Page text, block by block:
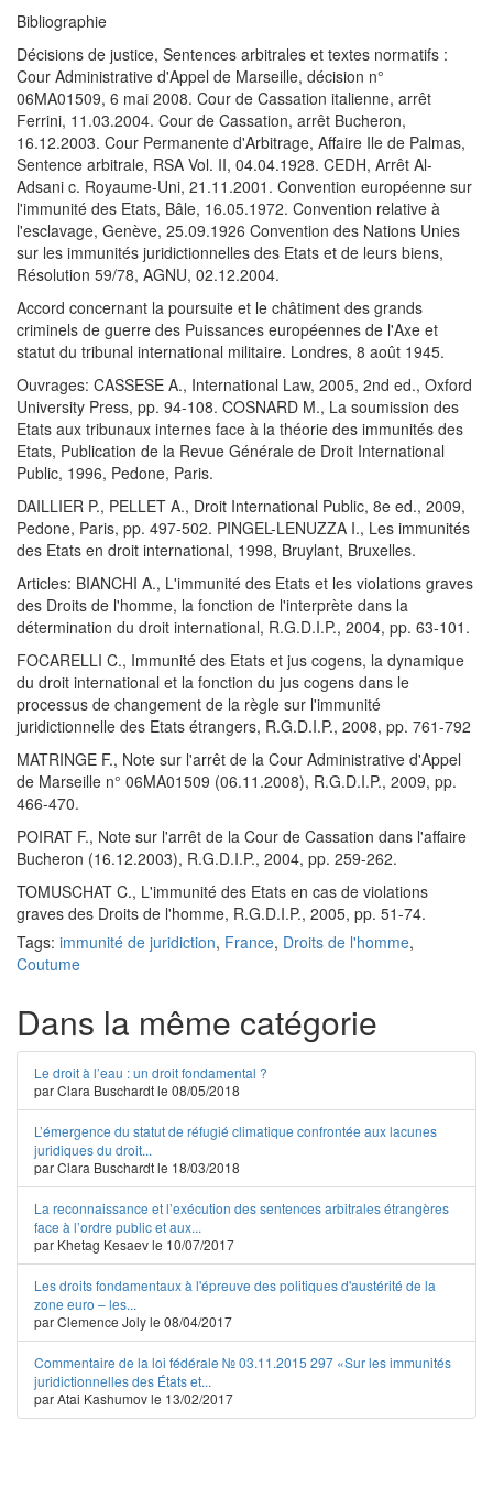
Bibliographie
Décisions de justice, Sentences arbitrales et textes normatifs :
Cour Administrative d'Appel de Marseille, décision n°
06MA01509, 6 mai 2008. Cour de Cassation italienne, arrêt
Ferrini, 11.03.2004. Cour de Cassation, arrêt Bucheron,
16.12.2003. Cour Permanente d'Arbitrage, Affaire Ile de Palmas,
Sentence arbitrale, RSA Vol. II, 04.04.1928. CEDH, Arrêt Al-
Adsani c. Royaume-Uni, 21.11.2001. Convention européenne sur
l'immunité des Etats, Bâle, 16.05.1972. Convention relative à
l'esclavage, Genève, 25.09.1926 Convention des Nations Unies
sur les immunités juridictionnelles des Etats et de leurs biens,
Résolution 59/78, AGNU, 02.12.2004.
Accord concernant la poursuite et le châtiment des grands
criminels de guerre des Puissances européennes de l'Axe et
statut du tribunal international militaire. Londres, 8 août 1945.
Ouvrages: CASSESE A., International Law, 2005, 2nd ed., Oxford
University Press, pp. 94-108. COSNARD M., La soumission des
Etats aux tribunaux internes face à la théorie des immunités des
Etats, Publication de la Revue Générale de Droit International
Public, 1996, Pedone, Paris.
DAILLIER P., PELLET A., Droit International Public, 8e ed., 2009,
Pedone, Paris, pp. 497-502. PINGEL-LENUZZA I., Les immunités
des Etats en droit international, 1998, Bruylant, Bruxelles.
Articles: BIANCHI A., L'immunité des Etats et les violations graves
des Droits de l'homme, la fonction de l'interprète dans la
détermination du droit international, R.G.D.I.P., 2004, pp. 63-101.
FOCARELLI C., Immunité des Etats et jus cogens, la dynamique
du droit international et la fonction du jus cogens dans le
processus de changement de la règle sur l'immunité
juridictionnelle des Etats étrangers, R.G.D.I.P., 2008, pp. 761-792
MATRINGE F., Note sur l'arrêt de la Cour Administrative d'Appel
de Marseille n° 06MA01509 (06.11.2008), R.G.D.I.P., 2009, pp.
466-470.
POIRAT F., Note sur l'arrêt de la Cour de Cassation dans l'affaire
Bucheron (16.12.2003), R.G.D.I.P., 2004, pp. 259-262.
TOMUSCHAT C., L'immunité des Etats en cas de violations
graves des Droits de l'homme, R.G.D.I.P., 2005, pp. 51-74.
Tags: immunité de juridiction, France, Droits de l'homme,
Coutume
Dans la même catégorie
Le droit à l’eau : un droit fondamental ?
par Clara Buschardt le 08/05/2018
L’émergence du statut de réfugié climatique confrontée aux lacunes
juridiques du droit...
par Clara Buschardt le 18/03/2018
La reconnaissance et l’exécution des sentences arbitrales étrangères
face à l’ordre public et aux...
par Khetag Kesaev le 10/07/2017
Les droits fondamentaux à l'épreuve des politiques d'austérité de la
zone euro – les...
par Clemence Joly le 08/04/2017
Commentaire de la loi fédérale № 03.11.2015 297 «Sur les immunités
juridictionnelles des États et...
par Atai Kashumov le 13/02/2017